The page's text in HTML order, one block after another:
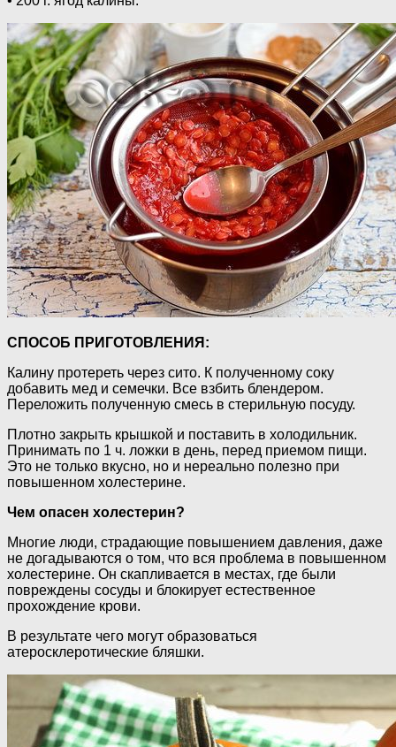
СПОСОБ ПРИГОТОВЛЕНИЯ:
Калину протереть через сито. К полученному соку
добавить мед и семечки. Все взбить блендером.
Переложить полученную смесь в стерильную посуду.
Плотно закрыть крышкой и поставить в холодильник.
Принимать по 1 ч. ложки в день, перед приемом пищи.
Это не только вкусно, но и нереально полезно при
повышенном холестерине.
Чем опасен холестерин?
Многие люди, страдающие повышением давления, даже
не догадываются о том, что вся проблема в повышенном
холестерине. Он скапливается в местах, где были
повреждены сосуды и блокирует естественное
прохождение крови.
В результате чего могут образоваться
атеросклеротические бляшки.